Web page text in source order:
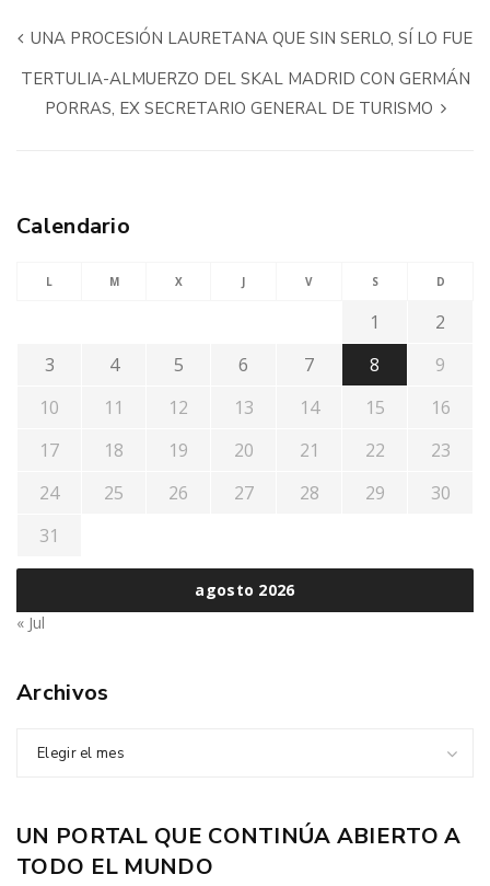
UNA PROCESIÓN LAURETANA QUE SIN SERLO, SÍ LO FUE
TERTULIA-ALMUERZO DEL SKAL MADRID CON GERMÁN
PORRAS, EX SECRETARIO GENERAL DE TURISMO
Calendario
agosto 2026
L M X J V S D
1
2
3
4 5 6 7 8
9
10
11 12 13 14 15
16
17
18 19 20 21 22
23
24
25 26 27 28 29
30
31
« Jul
Archivos
Elegir el mes
UN PORTAL QUE CONTINÚA ABIERTO A
TODO EL MUNDO